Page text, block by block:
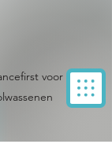
voor